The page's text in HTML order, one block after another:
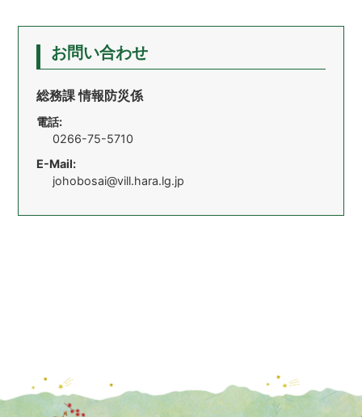
お問い合わせ
総務課 情報防災係
電話:
0266-75-5710
E-Mail:
johobosai@vill.hara.lg.jp